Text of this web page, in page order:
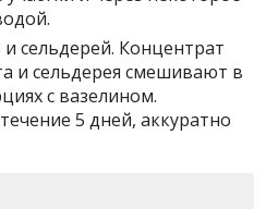
сельдерей. Концентрат
и сельдерея смешивают в
с вазелином.
5 дней, аккуратно